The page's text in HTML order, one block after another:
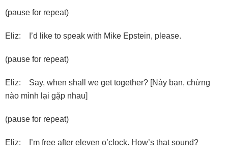
(pause for repeat)
Eliz: I’d like to speak with Mike Epstein, please.
(pause for repeat)
Eliz: Say, when shall we get together? [Này bạn, chừng
nào mình lại gặp nhau]
(pause for repeat)
Eliz: I’m free after eleven o’clock. How’s that sound?